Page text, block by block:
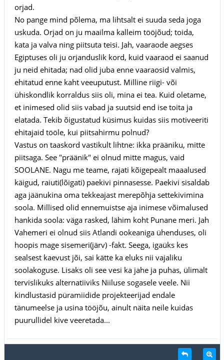
orjad.
No pange mind põlema, ma lihtsalt ei suuda seda joga
uskuda. Orjad on ju maailma kalleim tööjõud; toida,
kata ja valva ning piitsuta teisi. Jah, vaaraode aegses
Egiptuses oli ju orjanduslik kord, kuid vaaraod ei saanud
ju neid ehitada; nad olid juba enne vaaraosid valmis,
ehitatud enne kaht veeuputust. Milline riigi- või
ühiskondlik korraldus siis oli, mina ei tea. Kuid oletame,
et inimesed olid siis vabad ja suutsid end ise toita ja
elatada. Tekib õigustatud küsimus kuidas siis motiveeriti
ehitajaid tööle, kui piitsahirmu polnud?
Vastus on taaskord vastikult lihtne: ikka prääniku, mitte
piitsaga. See "präänik" ei olnud mitte magus, vaid
SOOLANE. Nagu me teame, rajati kõigepealt maaalused
käigud, raiuti(lõigati) paekivi pinnasesse. Paekivi sisaldab
aga jäänukina oma tekkeajast merepõhja settekivimina
soola. Millised olid ennemuistse aja inimese võimalused
hankida soola: väga rasked, lähim koht Punane meri. Jah
Vahemeri ei olnud siis Atlandi ookeaniga ühenduses, oli
hoopis mage sisemeri(järv) -fakt. Seega, igaüks kes
sealsest kaevust jõi, sai kätte ka eluks nii vajaliku
soolakoguse. Lisaks oli see vesi ka jahe ja puhas, ülimalt
tervislikuks alternatiiviks Niiluse sogasele veele. Nii
kindlustasid püramiidide projekteerijad endale
tänumeelse ja usina tööjõu, ainult näita neile kuidas
puurullidel kive veeretada...